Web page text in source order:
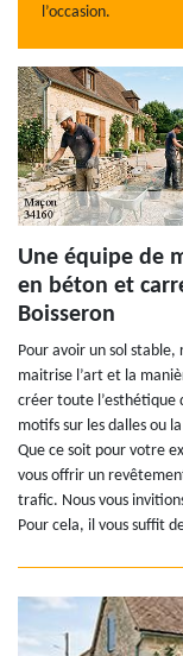
l’occasion.
Une équipe de
en béton et
Boisseron
Pour avoir un sol
maitrise l’art et la
créer toute l’esthétique
motifs sur les dalles ou
Que ce soit pour votre
vous offrir un
trafic. Nous vous
Pour cela, il vous suffit